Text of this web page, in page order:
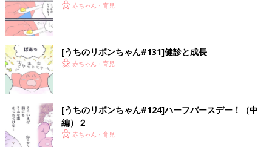
赤ちゃん・育児
[うちのリボンちゃん#131]健診と成長
赤ちゃん・育児
[うちのリボンちゃん#124]ハーフバースデー！（中
編）２
赤ちゃん・育児